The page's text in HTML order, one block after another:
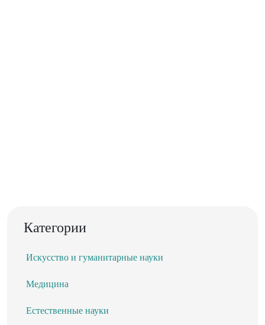
Категории
Искусство и гуманитарные науки
Медицина
Естественные науки